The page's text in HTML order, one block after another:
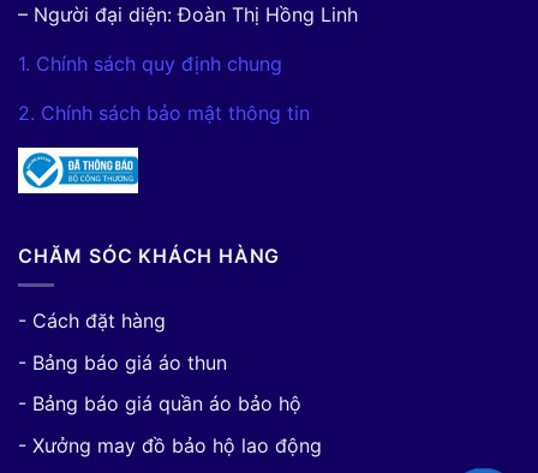
– Người đại diện: Đoàn Thị Hồng Linh
1. Chính sách quy định chung
2. Chính sách bảo mật thông tin
CHĂM SÓC KHÁCH HÀNG
- Cách đặt hàng
- Bảng báo giá áo thun
- Bảng báo giá quần áo bảo hộ
- Xưởng may đồ bảo hộ lao động